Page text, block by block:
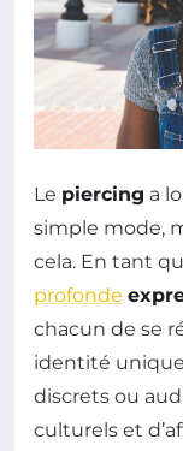
Le piercing a
simple mode,
cela. En tant
profonde
chacun de se
identité
discrets ou
culturels et